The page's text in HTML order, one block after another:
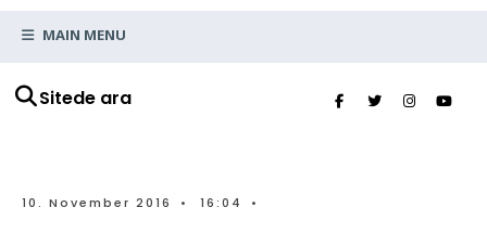
Sitede ara
MAIN MENU
10. November 2016 • 16:04 •